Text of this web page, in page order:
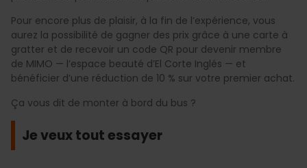
Pour encore plus de plaisir, à la fin de l’expérience, vous
aurez la possibilité de gagner des prix grâce à une carte à
gratter et de recevoir un code QR pour devenir membre
de MIMO — l’espace beauté d’El Corte Inglés — et
bénéficier d’une réduction de 10 % sur votre premier achat.
Ça vous dit de monter à bord du bus ?
Je veux tout essayer